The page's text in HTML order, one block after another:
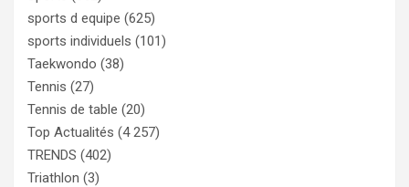
sports d equipe (625)
sports individuels (101)
Taekwondo (38)
Tennis (27)
Tennis de table (20)
Top Actualités (4 257)
TRENDS (402)
Triathlon (3)